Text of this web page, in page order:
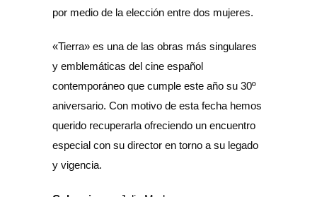
por medio de la elección entre dos mujeres.
«Tierra» es una de las obras más singulares
y emblemáticas del cine español
contemporáneo que cumple este año su 30º
aniversario. Con motivo de esta fecha hemos
querido recuperarla ofreciendo un encuentro
especial con su director en torno a su legado
y vigencia.